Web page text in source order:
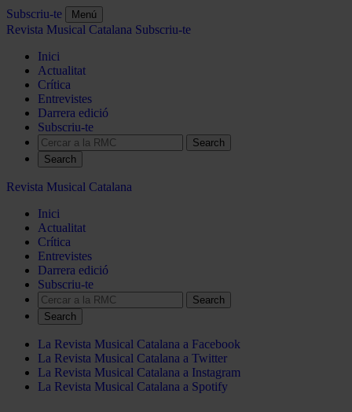
Subscriu-te Menú
Revista Musical Catalana Subscriu-te
Inici
Actualitat
Crítica
Entrevistes
Darrera edició
Subscriu-te
Search
Revista Musical Catalana
Inici
Actualitat
Crítica
Entrevistes
Darrera edició
Subscriu-te
Search
La Revista Musical Catalana a Facebook
La Revista Musical Catalana a Twitter
La Revista Musical Catalana a Instagram
La Revista Musical Catalana a Spotify